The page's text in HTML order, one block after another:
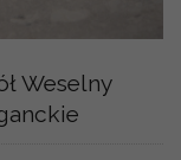
Weselny